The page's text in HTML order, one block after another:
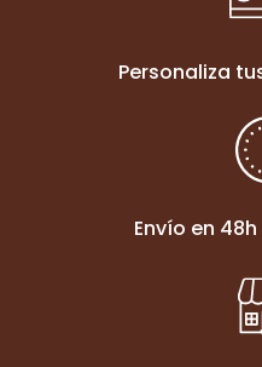
Personaliza
Envío en